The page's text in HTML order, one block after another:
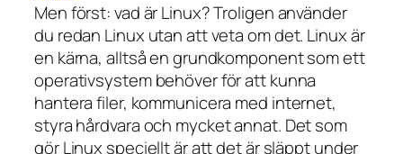
Men först: vad är Linux? Troligen använder
du redan Linux utan att veta om det. Linux är
en kärna, alltså en grundkomponent som ett
operativsystem behöver för att kunna
hantera filer, kommunicera med internet,
styra hårdvara och mycket annat. Det som
gör Linux speciellt är att det är släppt under